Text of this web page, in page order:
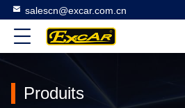
salescn@excar.com.cn
Produits